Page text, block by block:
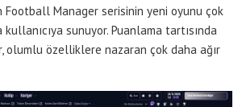
Manager serisinin yeni oyunu çok
sunuyor. Puanlama tartısında
olumlu özelliklere nazaran çok daha ağır